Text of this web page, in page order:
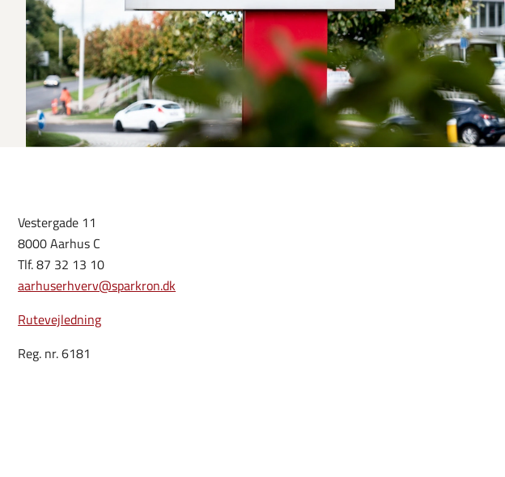
Vestergade 11
8000 Aarhus C
Tlf. 87 32 13 10
aarhuserhverv@sparkron.dk
Rutevejledning
Reg. nr. 6181